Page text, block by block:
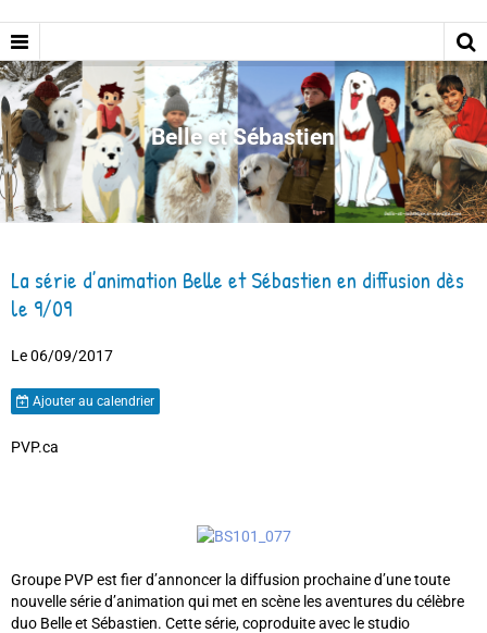
Belle et Sébastien
La série d’animation Belle et Sébastien en diffusion dès
le 9/09
Le 06/09/2017
Ajouter au calendrier
PVP.ca
Groupe PVP est fier d’annoncer la diffusion prochaine d’une toute
nouvelle série d’animation qui met en scène les aventures du célèbre
duo Belle et Sébastien. Cette série, coproduite avec le studio